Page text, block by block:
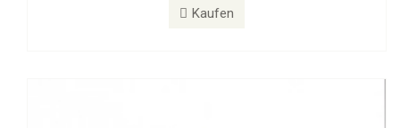
Kaufen
Clenbuterol 40mg 100 Tabs